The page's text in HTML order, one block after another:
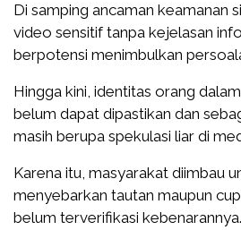
Di samping ancaman keamanan
video sensitif tanpa kejelasan
berpotensi menimbulkan
Hingga kini, identitas orang
belum dapat dipastikan dan
masih berupa spekulasi liar di
Karena itu, masyarakat diimbau
menyebarkan tautan maupun
belum terverifikasi kebenarannya.